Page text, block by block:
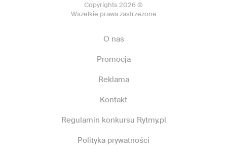
Copyrights 2026 ©
Wszelkie prawa zastrzeżone
O nas
Promocja
Reklama
Kontakt
Regulamin konkursu Rytmy.pl
Polityka prywatności